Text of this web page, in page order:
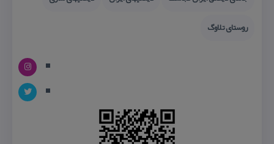
روستای تلاوگ